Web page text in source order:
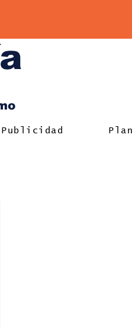
Publicidad